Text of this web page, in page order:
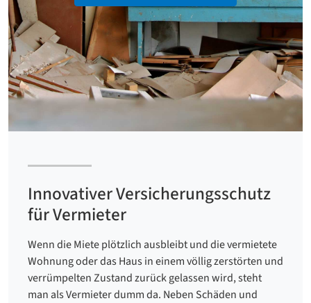
Innovativer Versicherungsschutz
für Vermieter
Wenn die Miete plötzlich ausbleibt und die vermietete
Wohnung oder das Haus in einem völlig zerstörten und
verrümpelten Zustand zurück gelassen wird, steht
man als Vermieter dumm da. Neben Schäden und